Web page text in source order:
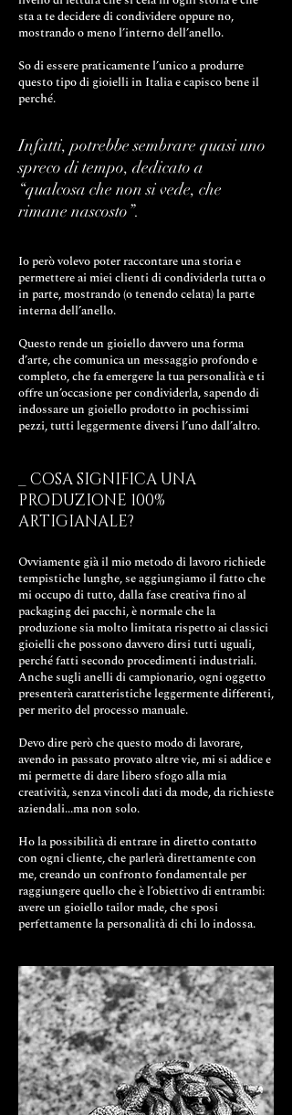
sta a te decidere di condividere oppure no,
mostrando o meno l’interno dell’anello.
So di essere praticamente l’unico a produrre
questo tipo di gioielli in Italia e capisco bene il
perché.
Infatti, potrebbe sembrare quasi uno
spreco di tempo, dedicato a
“qualcosa che non si vede, che
rimane nascosto”.
Io però volevo poter raccontare una storia e
permettere ai miei clienti di condividerla tutta o
in parte, mostrando (o tenendo celata) la parte
interna dell’anello.
Questo rende un gioiello davvero una forma
d’arte, che comunica un messaggio profondo e
completo, che fa emergere la tua personalità e ti
offre un’occasione per condividerla, sapendo di
indossare un gioiello prodotto in pochissimi
pezzi, tutti leggermente diversi l’uno dall’altro.
_ COSA SIGNIFICA UNA
PRODUZIONE 100%
ARTIGIANALE?
Ovviamente già il mio metodo di lavoro richiede
tempistiche lunghe, se aggiungiamo il fatto che
mi occupo di tutto, dalla fase creativa fino al
packaging dei pacchi, è normale che la
produzione sia molto limitata rispetto ai classici
gioielli che possono davvero dirsi tutti uguali,
perché fatti secondo procedimenti industriali.
Anche sugli anelli di campionario, ogni oggetto
presenterà caratteristiche leggermente differenti,
per merito del processo manuale.
Devo dire però che questo modo di lavorare,
avendo in passato provato altre vie, mi si addice e
mi permette di dare libero sfogo alla mia
creatività, senza vincoli dati da mode, da richieste
aziendali...ma non solo.
Ho la possibilità di entrare in diretto contatto
con ogni cliente, che parlerà direttamente con
me, creando un confronto fondamentale per
raggiungere quello che è l’obiettivo di entrambi:
avere un gioiello tailor made, che sposi
perfettamente la personalità di chi lo indossa.